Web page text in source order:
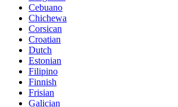
Cebuano
Chichewa
Corsican
Croatian
Dutch
Estonian
Filipino
Finnish
Frisian
Galician